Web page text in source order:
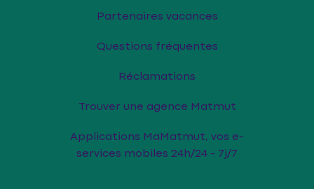
Partenaires vacances
Questions fréquentes
Réclamations
Trouver une agence Matmut
Applications MaMatmut, vos e-
services mobiles 24h/24 - 7j/7